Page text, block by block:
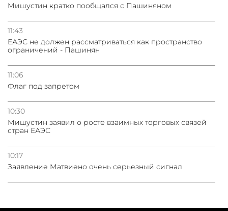
Мишустин кратко пообщался с Пашиняном
11:43
ЕАЭС не должен рассматриваться как пространство
ограничений - Пашинян
11:06
Флаг под запретом
10:30
Мишустин заявил о росте взаимных торговых связей
стран ЕАЭС
10:17
Заявление Матвиено очень серьезный сигнал